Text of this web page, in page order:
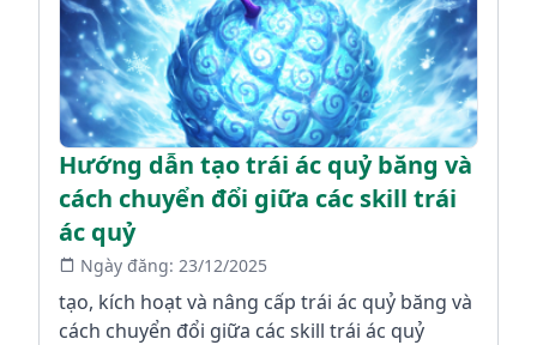
Hướng dẫn tạo trái ác quỷ băng và
cách chuyển đổi giữa các skill trái
ác quỷ
Ngày đăng: 23/12/2025
tạo, kích hoạt và nâng cấp trái ác quỷ băng và
cách chuyển đổi giữa các skill trái ác quỷ